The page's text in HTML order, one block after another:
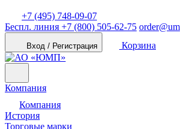
+7 (495) 748-09-07
Беспл. линия +7 (800) 505-62-75
Вход / Регистрация Корзина
Компания
Компания
История
Торговые марки